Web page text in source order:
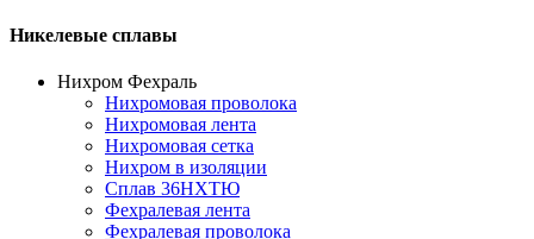
Никелевые сплавы
Нихром Фехраль
Нихромовая проволока
Нихромовая лента
Нихромовая сетка
Нихром в изоляции
Сплав 36НХТЮ
Фехралевая лента
Фехралевая проволока